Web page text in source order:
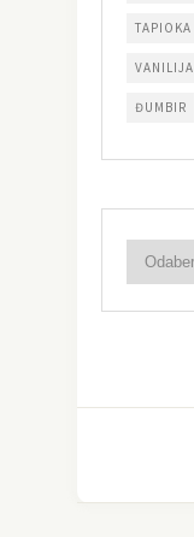
TAPIOKA
VANILIJA
ĐUMBIR